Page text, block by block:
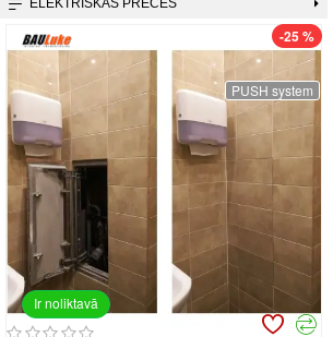
ELEKTRISKĀS PRECES
PUSH system
Ir noliktavā
-25 %